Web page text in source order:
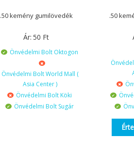
.50 kemény gumilövedék
Ár: 50 Ft
Önvédelmi Bolt Oktogon
Önvédelmi Bolt World Mall (
Asia Center )
Önvédelmi Bolt Köki
Önvédelmi Bolt Sugár
.50